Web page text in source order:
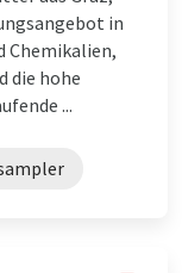
in
Chemikalien,
die hohe
...